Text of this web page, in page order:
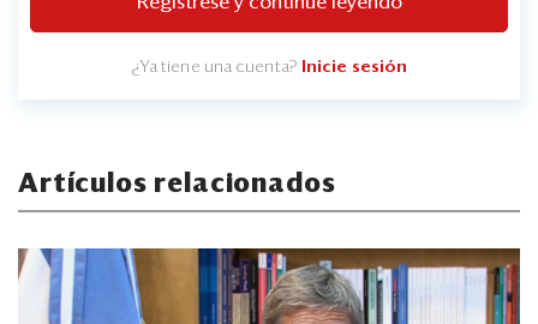
¿Ya tiene una cuenta? Inicie sesión
Artículos relacionados